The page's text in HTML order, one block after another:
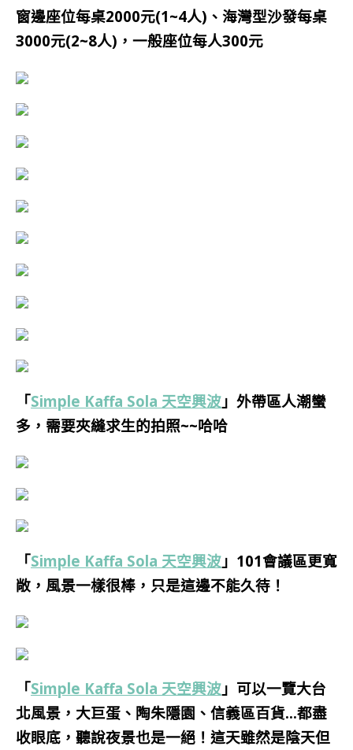
窗邊座位每桌2000元(1~4人)、海灣型沙發每桌
3000元(2~8人)，一般座位每人300元
「Simple Kaffa Sola 天空興波 」外帶區人潮蠻
多，需要夾縫求生的拍照~~哈哈
「Simple Kaffa Sola 天空興波 」101會議區更寬
敞，風景一樣很棒，只是這邊不能久待！
「Simple Kaffa Sola 天空興波 」可以一覽大台
北風景，大巨蛋、陶朱隱園、信義區百貨…都盡
收眼底，聽說夜景也是一絕！ 這天雖然是陰天但